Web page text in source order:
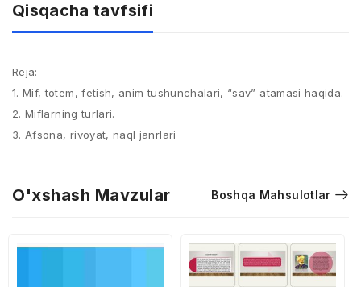
Qisqacha tavfsifi
Reja: ​
1. Mif, totem, fetish, anim tushunchalari, “sav” atamasi haqida.​
2. Miflarning turlari.​
3. Afsona, rivoyat, naql janrlari
O'xshash Mavzular Boshqa Mahsulotlar